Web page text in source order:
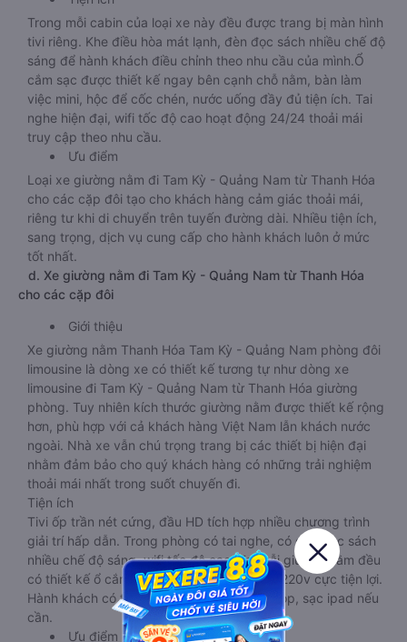
Trong mỗi cabin của loại xe này đều được trang bị màn hình
tivi riêng. Khe điều hòa mát lạnh, đèn đọc sách nhiều chế độ
sáng để hành khách điều chỉnh theo nhu cầu của mình.Ổ
cắm sạc được thiết kế ngay bên cạnh chỗ nằm, bàn làm
việc mini, hộc để cốc chén, nước uống đầy đủ tiện ích. Tai
nghe hiện đại, wifi tốc độ cao hoạt động 24/24 thoải mái
truy cập theo nhu cầu.
Ưu điểm
Loại xe giường nằm đi Tam Kỳ - Quảng Nam từ Thanh Hóa
cho các cặp đôi tạo cho khách hàng cảm giác thoải mái,
riêng tư khi di chuyển trên tuyến đường dài. Nhiều tiện ích,
sang trọng, dịch vụ cung cấp cho hành khách luôn ở mức
tốt nhất.
d. Xe giường nằm đi Tam Kỳ - Quảng Nam từ Thanh Hóa
cho các cặp đôi
Giới thiệu
Xe giường nằm Thanh Hóa Tam Kỳ - Quảng Nam phòng đôi
limousine là dòng xe có thiết kế tương tự như dòng xe
limousine đi Tam Kỳ - Quảng Nam từ Thanh Hóa giường
phòng. Tuy nhiên kích thước giường nằm được thiết kế rộng
hơn, phù hợp với cả khách hàng Việt Nam lẫn khách nước
ngoài. Nhà xe vẫn chú trọng trang bị các thiết bị hiện đại
nhằm đảm bảo cho quý khách hàng có những trải nghiệm
thoải mái nhất trong suốt chuyến đi.
Tiện ích
Tivi ốp trần nét cứng, đầu HD tích hợp nhiều chương trình
giải trí hấp dẫn. Trong phòng có tai nghe, có đèn đọc sách
nhiều chế độ sáng, wifi tốc độ cao. Tại mỗi giường nằm đều
có thiết kế ổ cắm sạc đa năng nguồn điện 220v cực tiện lợi.
Hành khách có thể sạc điện thoại, sạc laptop, sạc ipad nếu
cần.
Ưu điểm